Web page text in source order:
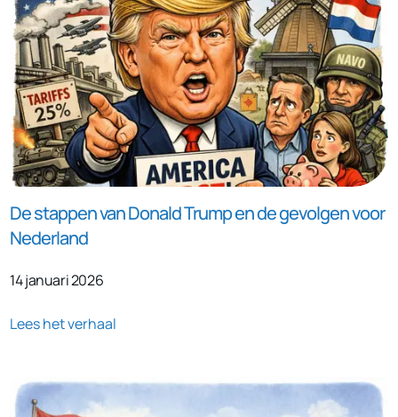
De stappen van Donald Trump en de gevolgen voor
Nederland
14 januari 2026
Lees het verhaal